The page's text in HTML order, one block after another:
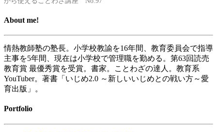
About me!
情熱教師塾の塾長。小学校教諭を16年間、教育委員会で指導
主事を5年間、現在は小学校で管理職を勤める。第63回読売
教育賞 最優秀賞を受賞。書家。ことわざの達人。教育系
YouTuber。著書「いじめ2.0 ～新しいいじめとの戦い方～愛
育出版」。
Portfolio